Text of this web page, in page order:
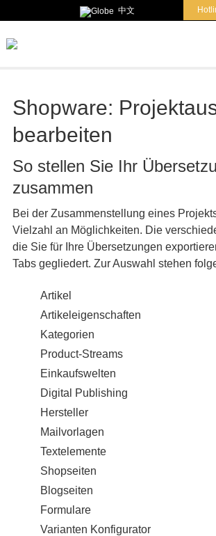
中文
Shopware:
bearbeiten
So stellen Sie Ihr
zusammen
Bei der Zusammenstellung eines
Vielzahl an Möglichkeiten. Die
die Sie für Ihre Übersetzungen
Tabs gegliedert. Zur Auswahl stehen
Artikel
Artikeleigenschaften
Kategorien
Product-Streams
Einkaufswelten
Digital Publishing
Hersteller
Mailvorlagen
Textelemente
Shopseiten
Blogseiten
Formulare
Varianten Konfigurator